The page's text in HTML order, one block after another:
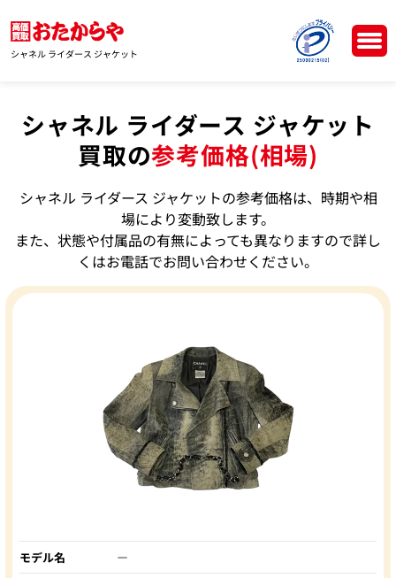
シャネル ライダース ジャケット
シャネル ライダース ジャケット
買取の参考価格(相場)
シャネル ライダース ジャケットの参考価格は、時期や相
場により変動致します。
また、状態や付属品の有無によっても異なりますので詳し
くはお電話でお問い合わせください。
モデル名
ー